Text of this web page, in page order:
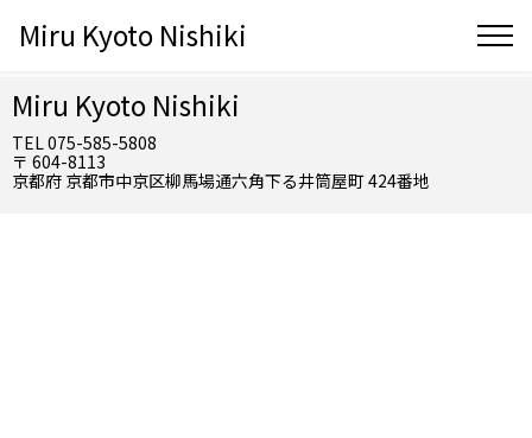
Miru Kyoto Nishiki
Miru Kyoto Nishiki
TEL 075-585-5808
〒 604-8113
京都府 京都市中京区柳馬場通六角下る井筒屋町 424番地